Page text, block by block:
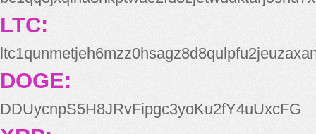
LTC:
DOGE:
DDUycnpS5H8JRvFipgc3yoKu2fY4uUxcFG